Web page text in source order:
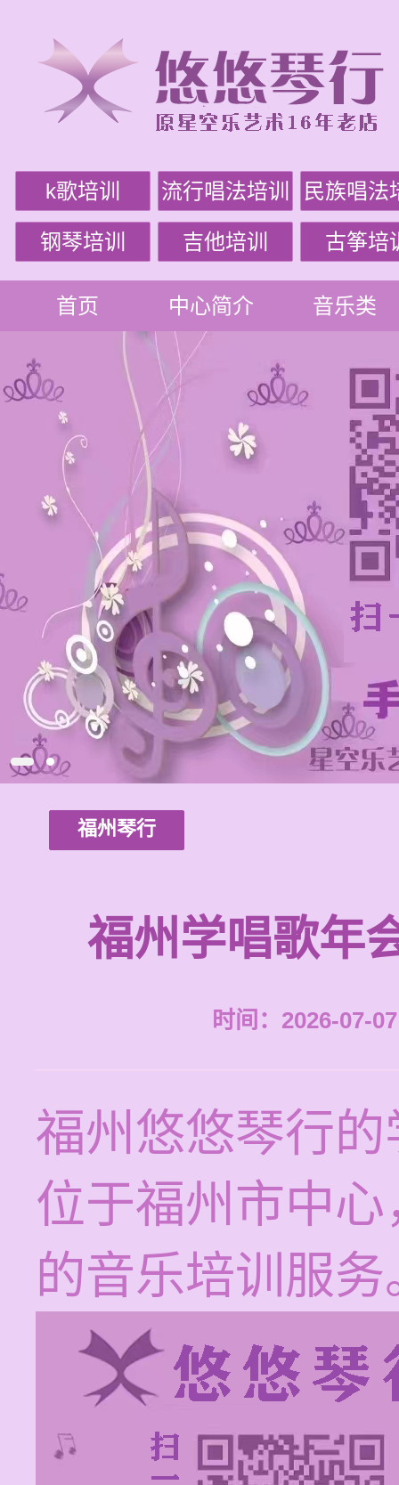
k歌培训 流行唱法培训 民族唱法
钢琴培训 吉他培训 古筝培
首页 中心简介 音乐类
福州琴行
福州学唱歌年
时间：2026-07-
福州悠悠琴行
位于福州市中
的音乐培训服务